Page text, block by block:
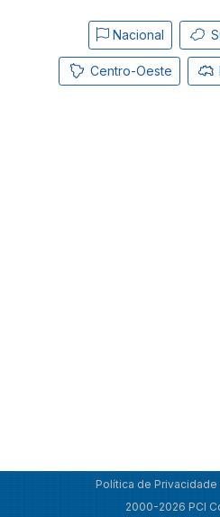
Nacional
Centro-Oeste
Política de
2000-2026 PCI